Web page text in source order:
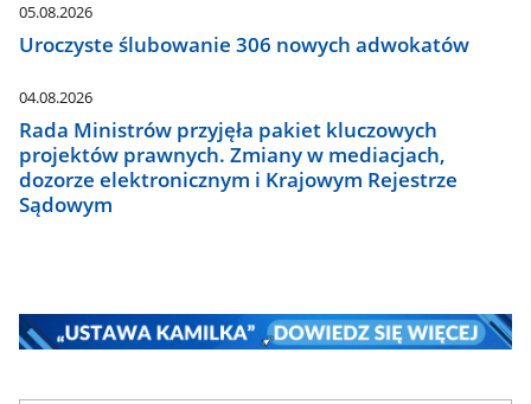
05.08.2026
Uroczyste ślubowanie 306 nowych adwokatów
04.08.2026
Rada Ministrów przyjęła pakiet kluczowych
projektów prawnych. Zmiany w mediacjach,
dozorze elektronicznym i Krajowym Rejestrze
Sądowym